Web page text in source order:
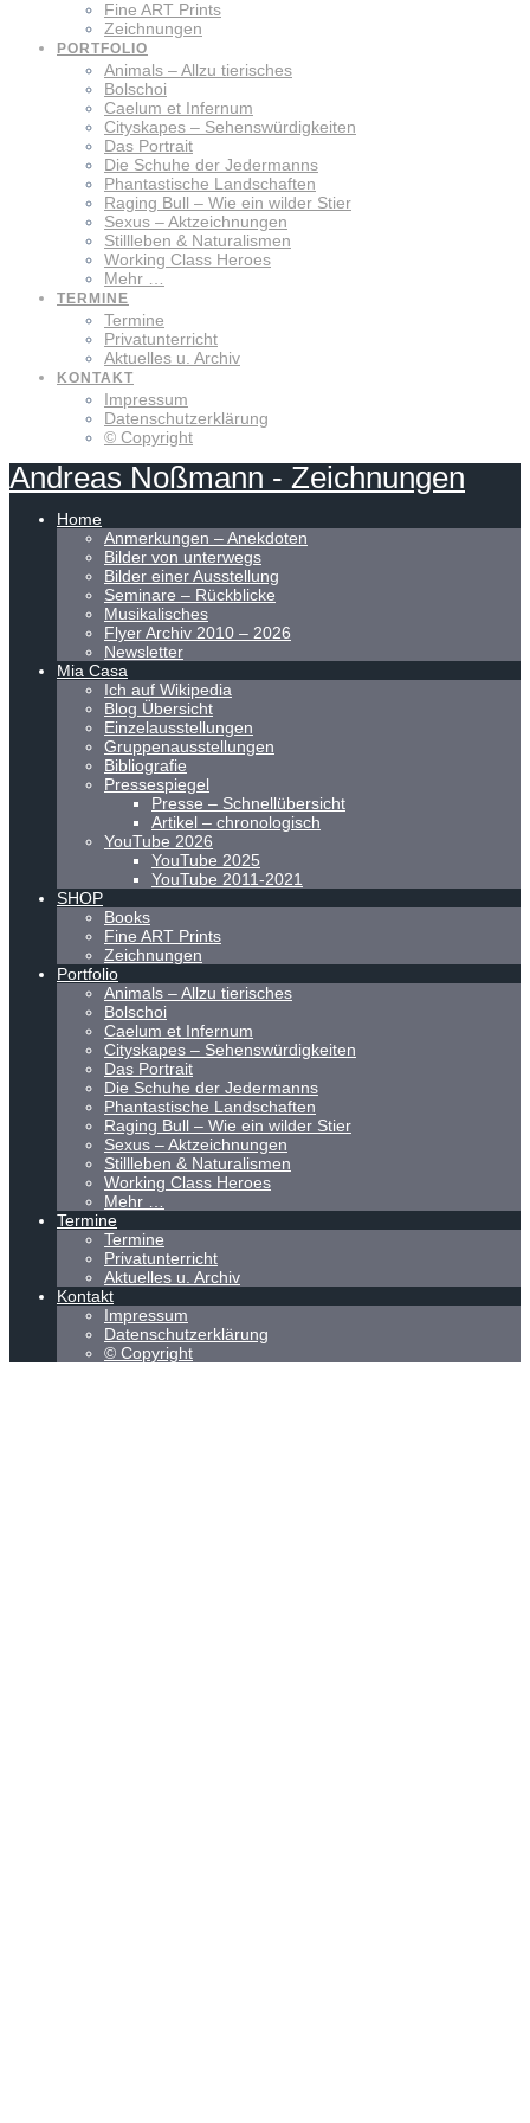
Fine ART Prints
Zeichnungen
PORTFOLIO
Animals – Allzu tierisches
Bolschoi
Caelum et Infernum
Cityskapes – Sehenswürdigkeiten
Das Portrait
Die Schuhe der Jedermanns
Phantastische Landschaften
Raging Bull – Wie ein wilder Stier
Sexus – Aktzeichnungen
Stillleben & Naturalismen
Working Class Heroes
Mehr …
TERMINE
Termine
Privatunterricht
Aktuelles u. Archiv
KONTAKT
Impressum
Datenschutzerklärung
© Copyright
Andreas Noßmann - Zeichnungen
Home
Anmerkungen – Anekdoten
Bilder von unterwegs
Bilder einer Ausstellung
Seminare – Rückblicke
Musikalisches
Flyer Archiv 2010 – 2026
Newsletter
Mia Casa
Ich auf Wikipedia
Blog Übersicht
Einzelausstellungen
Gruppenausstellungen
Bibliografie
Pressespiegel
Presse – Schnellübersicht
Artikel – chronologisch
YouTube 2026
YouTube 2025
YouTube 2011-2021
SHOP
Books
Fine ART Prints
Zeichnungen
Portfolio
Animals – Allzu tierisches
Bolschoi
Caelum et Infernum
Cityskapes – Sehenswürdigkeiten
Das Portrait
Die Schuhe der Jedermanns
Phantastische Landschaften
Raging Bull – Wie ein wilder Stier
Sexus – Aktzeichnungen
Stillleben & Naturalismen
Working Class Heroes
Mehr …
Termine
Termine
Privatunterricht
Aktuelles u. Archiv
Kontakt
Impressum
Datenschutzerklärung
© Copyright